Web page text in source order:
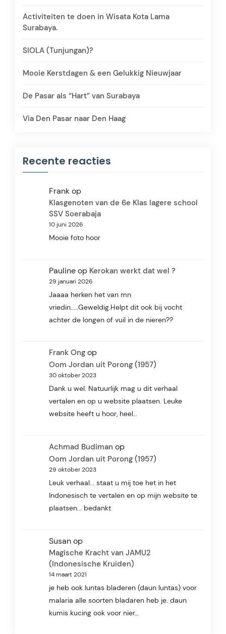
Activiteiten te doen in Wisata Kota Lama
Surabaya.
SIOLA (Tunjungan)?
Mooie Kerstdagen & een Gelukkig Nieuwjaar
De Pasar als “Hart” van Surabaya
Via Den Pasar naar Den Haag
Recente reacties
Frankop
Klasgenoten van de 6e Klas lagere school
SSV Soerabaja
10 juni 2026
Mooie foto hoor
Paulineop Kerokan werkt dat wel ?
29 januari 2026
Jaaaa herken het van mn
vriedin.....Geweldig.Helpt dit ook bij vocht
achter de longen of vuil in de nieren??
Frank Ong op
Oom Jordan uit Porong (1957)
30 oktober 2023
Dank u wel. Natuurlijk mag u dit verhaal
vertalen en op u website plaatsen. Leuke
website heeft u hoor, heel…
Achmad Budiman op
Oom Jordan uit Porong (1957)
29 oktober 2023
Leuk verhaal... staat u mij toe het in het
Indonesisch te vertalen en op mijn website te
plaatsen... bedankt
Susanop
Magische Kracht van JAMU2
(Indonesische Kruiden)
14 maart 2021
je heb ook luntas bladeren (daun luntas) voor
malaria alle soorten bladaren heb je. daun
kumis kucing ook voor nier…